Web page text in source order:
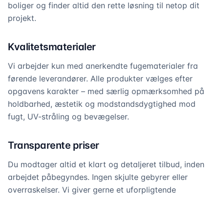
boliger og finder altid den rette løsning til netop dit
projekt.
Kvalitetsmaterialer
Vi arbejder kun med anerkendte fugematerialer fra
førende leverandører. Alle produkter vælges efter
opgavens karakter – med særlig opmærksomhed på
holdbarhed, æstetik og modstandsdygtighed mod
fugt, UV-stråling og bevægelser.
Transparente priser
Du modtager altid et klart og detaljeret tilbud, inden
arbejdet påbegyndes. Ingen skjulte gebyrer eller
overraskelser. Vi giver gerne et uforpligtende